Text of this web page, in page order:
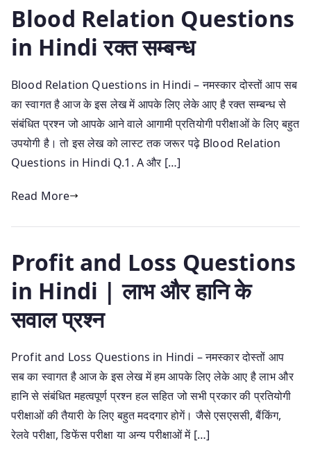
Blood Relation Questions
in Hindi रक्त सम्बन्ध
Blood Relation Questions in Hindi – नमस्कार दोस्तों आप सब
का स्वागत है आज के इस लेख में आपके लिए लेके आए है रक्त सम्बन्ध से
संबंधित प्रश्न जो आपके आने वाले आगामी प्रतियोगी परीक्षाओं के लिए बहुत
उपयोगी है। तो इस लेख को लास्ट तक जरूर पढ़े Blood Relation
Questions in Hindi Q.1. A और […]
Read More
Profit and Loss Questions
in Hindi | लाभ और हानि के
सवाल प्रश्न
Profit and Loss Questions in Hindi – नमस्कार दोस्तों आप
सब का स्वागत है आज के इस लेख में हम आपके लिए लेके आए है लाभ और
हानि से संबंधित महत्वपूर्ण प्रश्न हल सहित जो सभी प्रकार की प्रतियोगी
परीक्षाओं की तैयारी के लिए बहुत मददगार होगें। जैसे एसएससी, बैंकिंग,
रेलवे परीक्षा, डिफेंस परीक्षा या अन्य परीक्षाओं में […]